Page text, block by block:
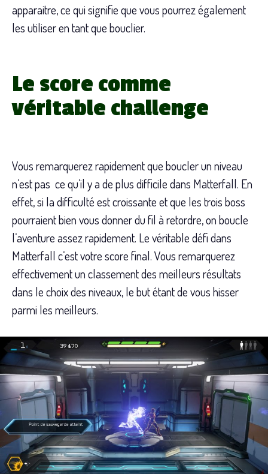
apparaitre, ce qui signifie que vous pourrez également
les utiliser en tant que bouclier.
Le score comme
véritable challenge
Vous remarquerez rapidement que boucler un niveau
n’est pas ce qu’il y a de plus difficile dans Matterfall. En
effet, si la difficulté est croissante et que les trois boss
pourraient bien vous donner du fil à retordre, on boucle
l’aventure assez rapidement. Le véritable défi dans
Matterfall c’est votre score final. Vous remarquerez
effectivement un classement des meilleurs résultats
dans le choix des niveaux, le but étant de vous hisser
parmi les meilleurs.